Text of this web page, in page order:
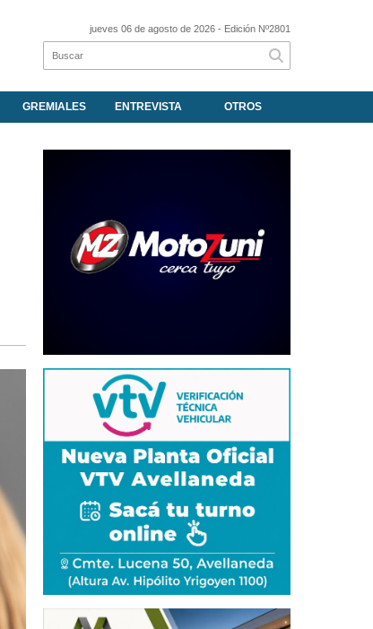
jueves 06 de agosto de 2026 - Edición Nº2801
GREMIALES ENTREVISTA OTROS